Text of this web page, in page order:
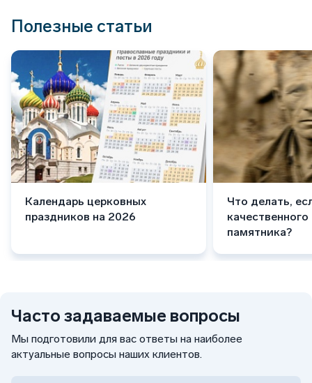
Полезные статьи
Календарь церковных
праздников на 2026
Что делать,
памятника?
Часто задаваемые вопросы
Мы подготовили для вас ответы на наиболее
актуальные вопросы наших клиентов.